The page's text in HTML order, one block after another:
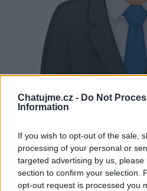
Chatujme.cz - Do Not
Information
If you wish to opt-out of the sale,
processing of your personal or
targeted advertising by us,
section to confirm your selection.
opt-out request is processed you
Neověřeno
0